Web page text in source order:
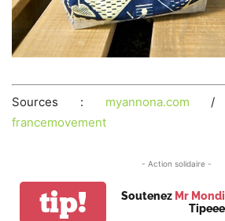
Sources : myannona.com /
francemovement
- Action solidaire -
tip! Soutenez Mr
Tipeee